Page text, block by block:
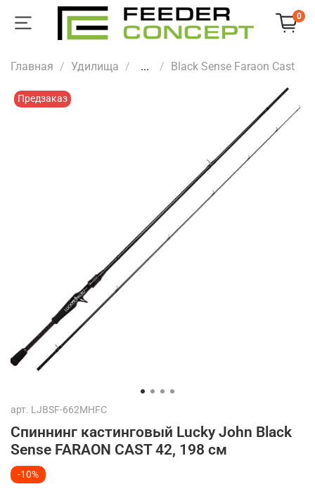
0
Главная Удилища ... Black Sense Faraon Cast
Предзаказ
арт. LJBSF-662MHFC
Спиннинг кастинговый Lucky John Black
Sense FARAON CAST 42, 198 см
-10%